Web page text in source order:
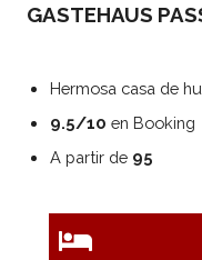
GASTEHAUS
Hermosa casa de
9.5/10 en Booking
A partir de 95